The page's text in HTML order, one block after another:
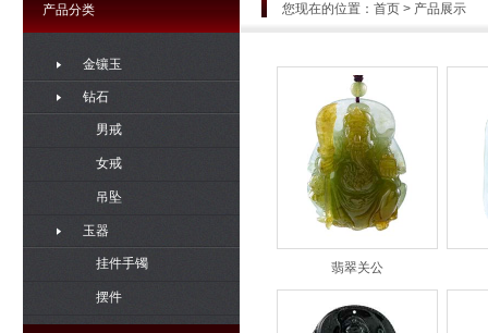
您现在的位置： 首页 > 产品展示
翡翠关公
产品分类
金镶玉
钻石
男戒
女戒
吊坠
玉器
挂件手镯
摆件